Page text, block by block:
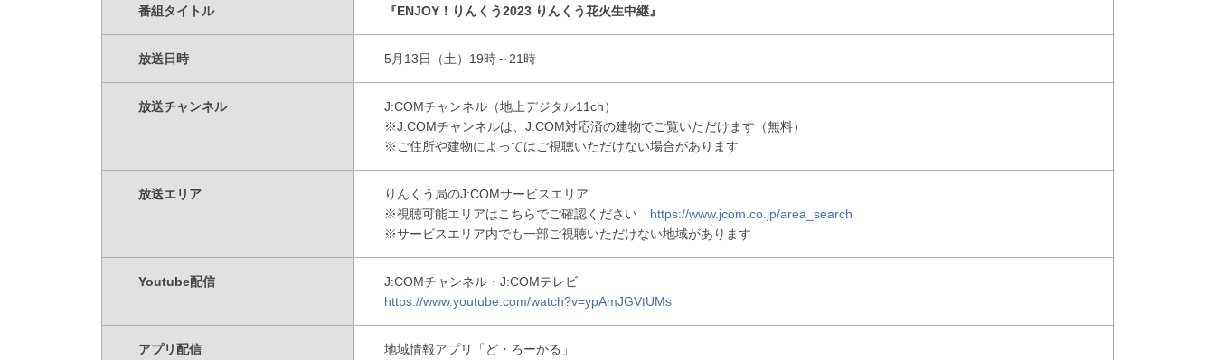
番組タイトル 『ENJOY！りんくう2023 りんくう花火生中継』
放送日時 5月13日（土）19時～21時
放送チャンネル
J:COMチャンネル（地上デジタル11ch）
※J:COMチャンネルは、J:COM対応済の建物でご覧いただけます（無料）
※ご住所や建物によってはご視聴いただけない場合があります
放送エリア
りんくう局のJ:COMサービスエリア
※視聴可能エリアはこちらでご確認ください https://www.jcom.co.jp/area_search
※サービスエリア内でも一部ご視聴いただけない地域があります
Youtube配信
J:COMチャンネル・J:COMテレビ
https://www.youtube.com/watch?v=ypAmJGVtUMs
アプリ配信
地域情報アプリ「ど・ろーかる」